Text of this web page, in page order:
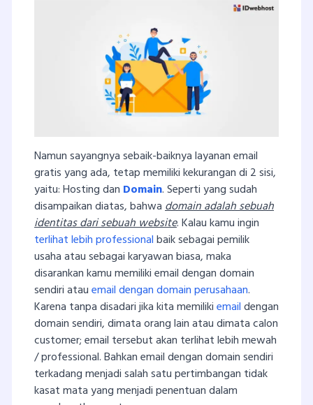
Namun sayangnya sebaik-baiknya layanan email
gratis yang ada, tetap memiliki kekurangan di 2 sisi,
yaitu: Hosting dan Domain. Seperti yang sudah
disampaikan diatas, bahwadomain adalah sebuah
identitas dari sebuah website. Kalau kamu ingin
terlihat lebih professionalbaik sebagai pemilik
usaha atau sebagai karyawan biasa, maka
disarankan kamu memiliki email dengan domain
sendiri atauemail dengan domain perusahaan.
Karena tanpa disadari jika kita memilikiemaildengan
domain sendiri, dimata orang lain atau dimata calon
customer; email tersebut akan terlihat lebih mewah
/ professional. Bahkan email dengan domain sendiri
terkadang menjadi salah satu pertimbangan tidak
kasat mata yang menjadi penentuan dalam